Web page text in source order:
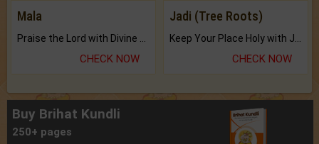
Mala
CHECK NOW
Jadi (Tree Roots)
CHECK NOW
Buy Brihat Kundli
250+ pages